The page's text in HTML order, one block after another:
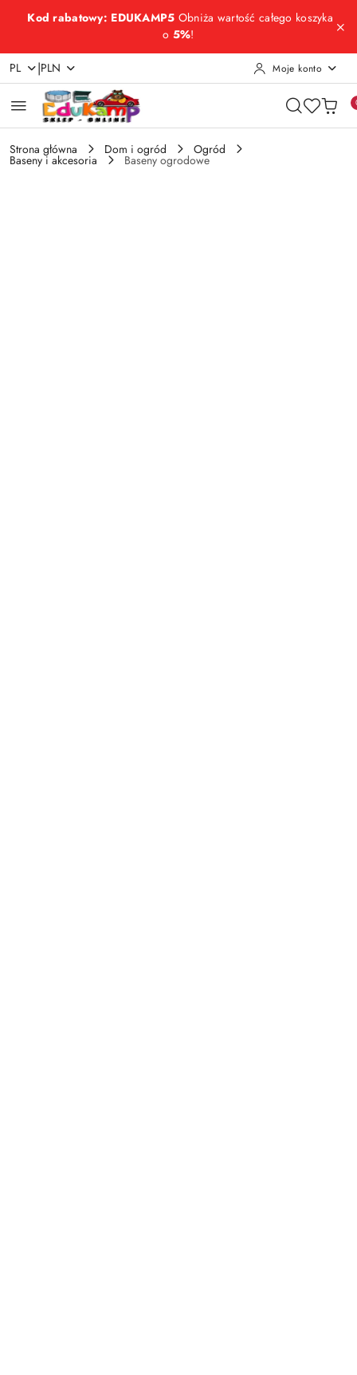
Przejdź do treści głównej
Przejdź do wyszukiwarki
Przejdź do moje konto
Przejdź do menu głównego
Przejdź do opisu produktu
Przejdź do stopki
Kod rabatowy: EDUKAMP5 Obniża wartość całego koszyka
o 5%!
PL |PLN Moje konto
Strona główna Dom i ogród Ogród
Baseny i akcesoria Baseny ogrodowe